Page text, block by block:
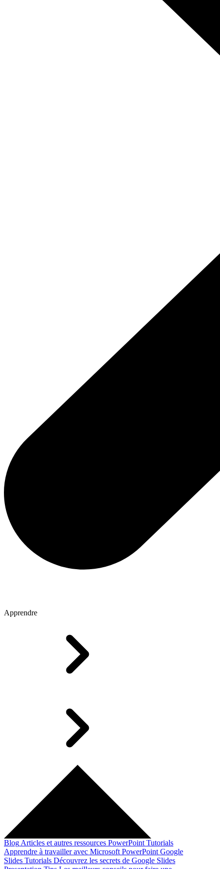
Apprendre
Blog Articles et autres ressources PowerPoint Tutorials
Apprendre à travailler avec Microsoft PowerPoint Google
Slides Tutorials Découvrez les secrets de Google Slides